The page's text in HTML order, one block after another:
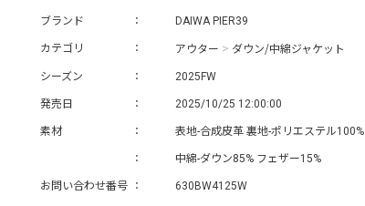
ブランド DAIWA PIER39
カテゴリ アウター > ダウン/中綿ジャケット
シーズン 2025FW
発売日 2025/10/25 12:00:00
素材 表地-合成皮革 裏地-ポリエステル100%
中綿-ダウン85% フェザー15%
お問い合わせ番号 630BW4125W